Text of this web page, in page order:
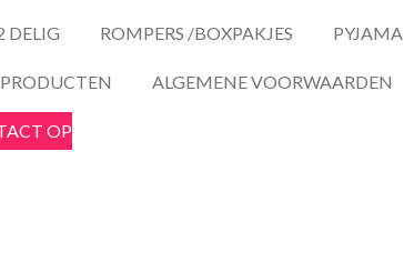
DELIG ROMPERS /BOXPAKJES PYJAMA
ALGEMENE VOORWAARDEN
OP